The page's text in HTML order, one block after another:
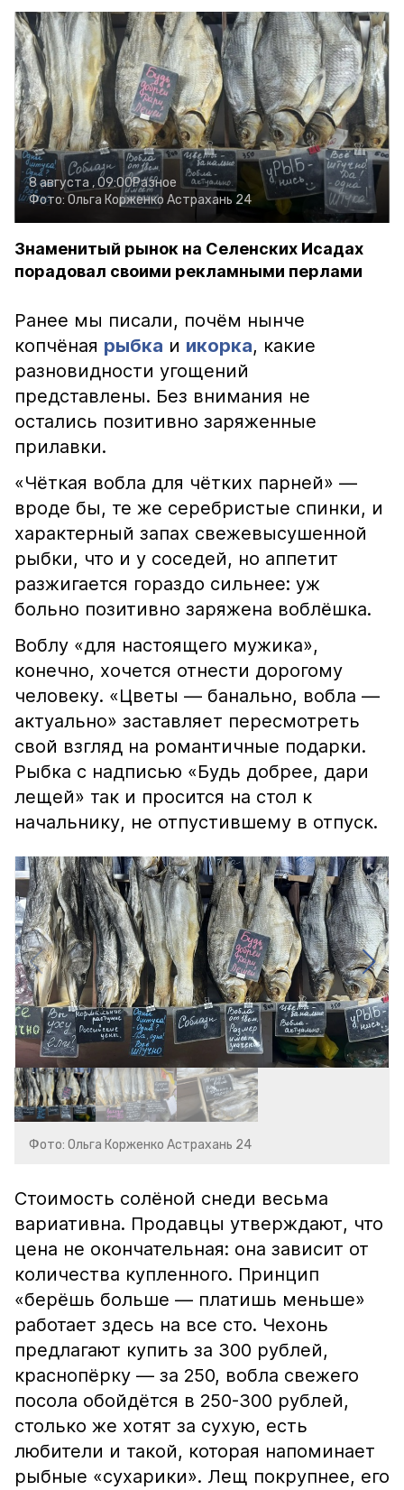
8 августа , 09:00Разное
Фото: Ольга Корженко Астрахань 24
Знаменитый рынок на Селенских Исадах
порадовал своими рекламными перлами
Ранее мы писали, почём нынче
копчёная рыбка и икорка, какие
разновидности угощений
представлены. Без внимания не
остались позитивно заряженные
прилавки.
«Чёткая вобла для чётких парней» —
вроде бы, те же серебристые спинки, и
характерный запах свежевысушенной
рыбки, что и у соседей, но аппетит
разжигается гораздо сильнее: уж
больно позитивно заряжена воблёшка.
Воблу «для настоящего мужика»,
конечно, хочется отнести дорогому
человеку. «Цветы — банально, вобла —
актуально» заставляет пересмотреть
свой взгляд на романтичные подарки.
Рыбка с надписью «Будь добрее, дари
лещей» так и просится на стол к
начальнику, не отпустившему в отпуск.
Фото: Ольга Корженко Астрахань 24
Стоимость солёной снеди весьма
вариативна. Продавцы утверждают, что
цена не окончательная: она зависит от
количества купленного. Принцип
«берёшь больше — платишь меньше»
работает здесь на все сто. Чехонь
предлагают купить за 300 рублей,
краснопёрку — за 250, вобла свежего
посола обойдётся в 250-300 рублей,
столько же хотят за сухую, есть
любители и такой, которая напоминает
рыбные «сухарики». Лещ покрупнее, его